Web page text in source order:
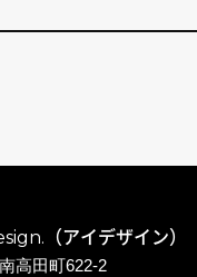
（アイデザイン）
高田町622-2